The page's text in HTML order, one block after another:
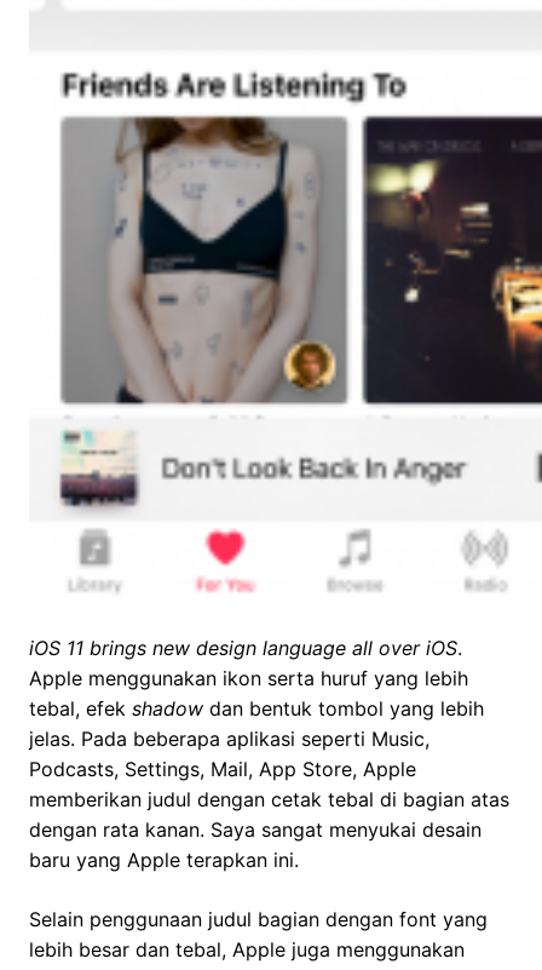
iOS 11 brings new design language all over iOS.
Apple menggunakan ikon serta huruf yang lebih
tebal, efek shadow dan bentuk tombol yang lebih
jelas. Pada beberapa aplikasi seperti Music,
Podcasts, Settings, Mail, App Store, Apple
memberikan judul dengan cetak tebal di bagian atas
dengan rata kanan. Saya sangat menyukai desain
baru yang Apple terapkan ini.
Selain penggunaan judul bagian dengan font yang
lebih besar dan tebal, Apple juga menggunakan